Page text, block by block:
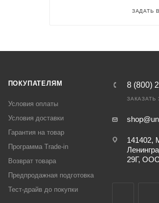
ЗАДАТЬ
ПОКУПАТЕЛЯМ
Условия оплаты
Условия доставки
Гарантия на товар
Программа Trade-in
Возврат товара
Предпродажная подготовка
Тест-драйв до покупки
8 (800)
ЗАКАЗАТЬ
141402,
29Г,